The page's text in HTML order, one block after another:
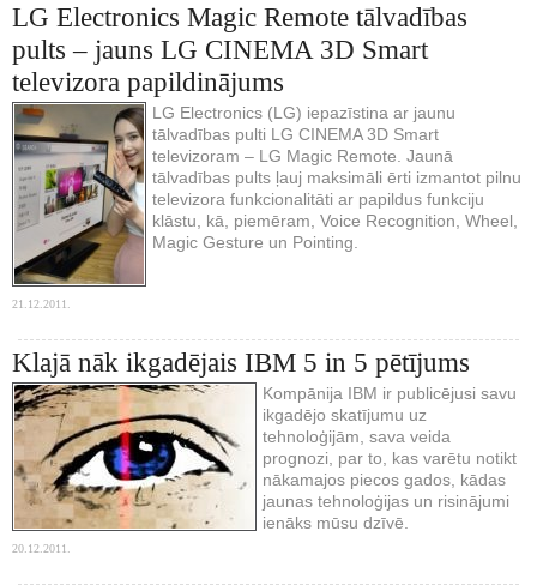
LG Electronics Magic Remote tālvadības
pults – jauns LG CINEMA 3D Smart
televizora papildinājums
LG Electronics (LG) iepazīstina ar jaunu
tālvadības pulti LG CINEMA 3D Smart
televizoram – LG Magic Remote. Jaunā
tālvadības pults ļauj maksimāli ērti izmantot pilnu
televizora funkcionalitāti ar papildus funkciju
klāstu, kā, piemēram, Voice Recognition, Wheel,
Magic Gesture un Pointing.
21.12.2011.
Klajā nāk ikgadējais IBM 5 in 5 pētījums
Kompānija IBM ir publicējusi savu
ikgadējo skatījumu uz
tehnoloģijām, sava veida
prognozi, par to, kas varētu notikt
nākamajos piecos gados, kādas
jaunas tehnoloģijas un risinājumi
ienāks mūsu dzīvē.
20.12.2011.